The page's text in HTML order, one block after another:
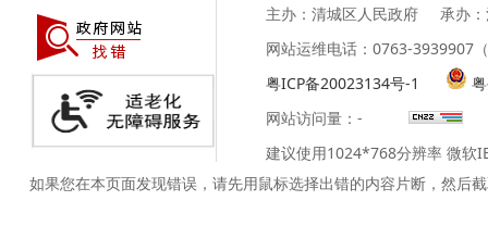
主办：清城区人民政府
承办
网站运维电话：0763-3939907
粤ICP备20023134号-1
网站访问量： -
建议使用1024*768分辨率 微软
如果您在本页面发现错误，请先用鼠标选择出错的内容片断，然后